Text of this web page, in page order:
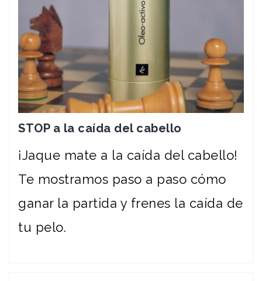
STOP a la caída del cabello
¡Jaque mate a la caída del cabello!
Te mostramos paso a paso cómo
ganar la partida y frenes la caída de
tu pelo.